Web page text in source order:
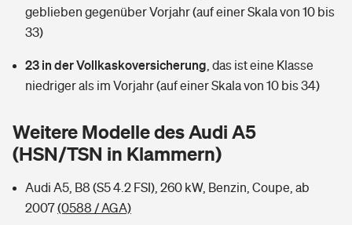
Zur Übersicht
Tools
Hochwasser-Check: Wie gefährdet ist Ihr Haus?
Sie haben Fragen?
Hundehalter-Haftpflicht
Handyversicherung
Private Cyberversicherung
Zur Übersicht
Tools
Wer versichert was: Jetzt Versicherer finden
Rentenrechner: Wie viel Geld bekomme ich im Alter?
geblieben gegenüber Vorjahr (auf einer Skala von 10 bis
33)
23 in der Vollkaskoversicherung das ist eine Klasse
niedriger als im Vorjahr (auf einer Skala von 10 bis 34)
Weitere Modelle des Audi A5
(HSN/TSN in Klammern)
Audi A5, B8 (S5 4.2 FSI), 260 kW, Benzin, Coupe, ab
2007(0588 / AGA)